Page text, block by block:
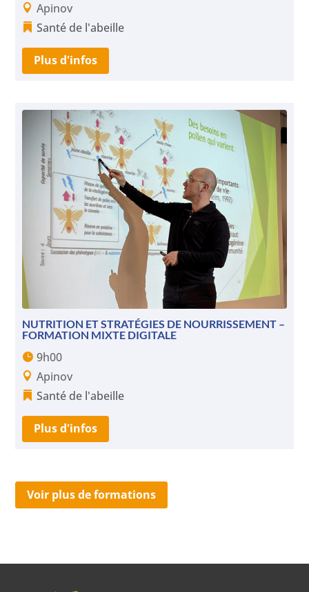
Apinov
Santé de l'abeille
Plus d'infos
NUTRITION ET STRATÉGIES DE NOURRISSEMENT –
FORMATION MIXTE DIGITALE
9h00
Apinov
Santé de l'abeille
Plus d'infos
Voir plus de formations